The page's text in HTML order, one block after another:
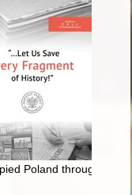
Poland through the